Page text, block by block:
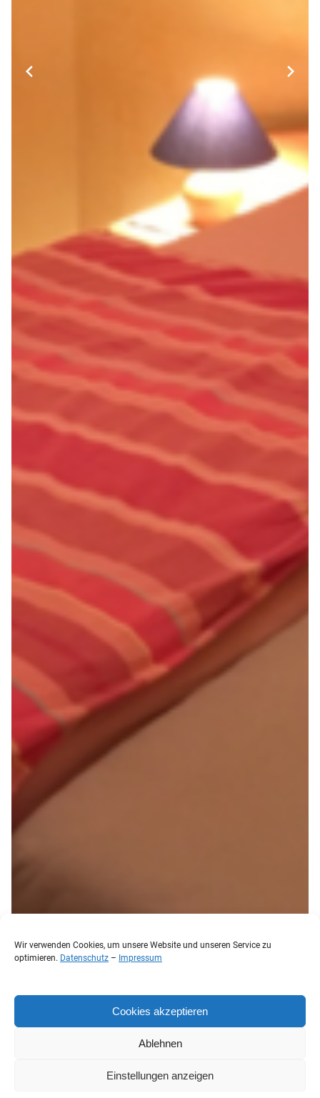
Wir verwenden Cookies, um unsere Website und unseren Service zu
optimieren. Datenschutz – Impressum
Cookies akzeptieren
Ablehnen
Einstellungen anzeigen